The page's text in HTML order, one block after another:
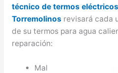
técnico de termos
Torremolinosrevisará cada
de su termos para agua
reparación:
Mal